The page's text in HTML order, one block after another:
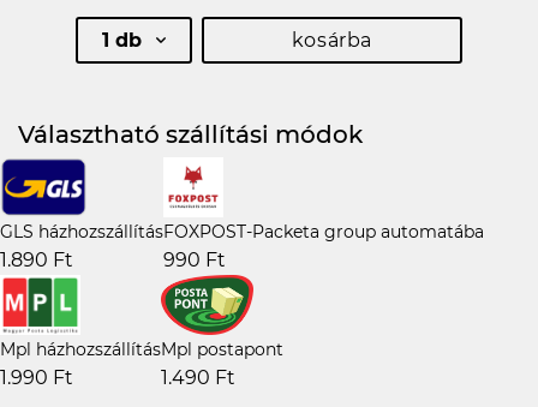
1 db kosárba
Választható szállítási módok
GLS házhozszállítás
1.890 Ft
FOXPOST-Packeta group automatába
990 Ft
Mpl házhozszállítás
1.990 Ft
Mpl postapont
1.490 Ft